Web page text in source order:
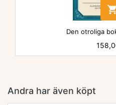
Den otroliga
Pris
Andra har även köpt